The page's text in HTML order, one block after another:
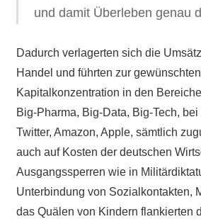
und damit Überleben genau
Dadurch verlagerten sich die
Handel und führten zur gewünschten
Kapitalkonzentration in den
Big-Pharma, Big-Data, Big-Tech,
Twitter, Amazon, Apple, sämtlich
auch auf Kosten der deutschen
Ausgangssperren wie in
Unterbindung von Sozialkontakten,
das Quälen von Kindern flankierten